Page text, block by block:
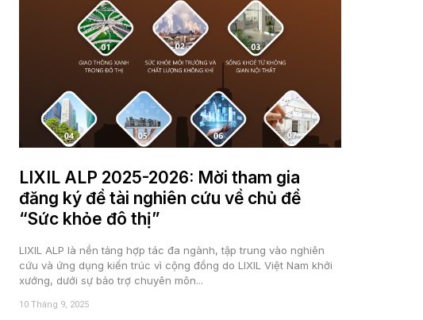
LIXIL ALP 2025-2026: Mời tham gia
đăng ký đề tài nghiên cứu về chủ đề
“Sức khỏe đô thị”
LIXIL ALP là nền tảng hợp tác đa ngành, tập trung vào nghiên
cứu và ứng dụng kiến trúc vì cộng đồng do LIXIL Việt Nam khởi
xướng, dưới sự bảo trợ chuyên môn...
10 Tháng 9, 2025